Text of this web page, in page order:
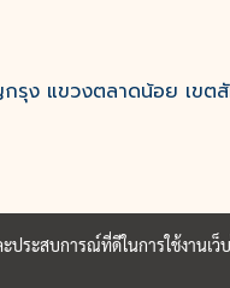
รุง แขวงตลาดน้อย เขต
ระสบการณ์ที่ดีในการใช้งานเ